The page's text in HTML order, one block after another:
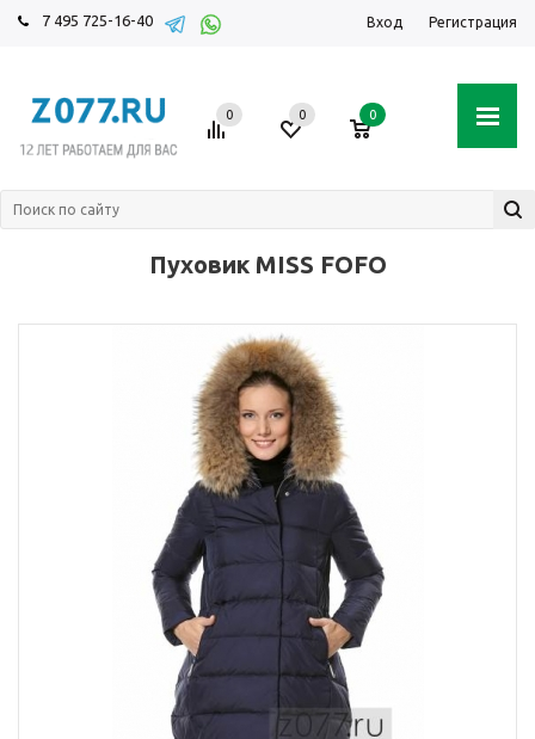
7 495 725-16-40 Вход Регистрация
0 0 0
Пуховик MISS FOFO